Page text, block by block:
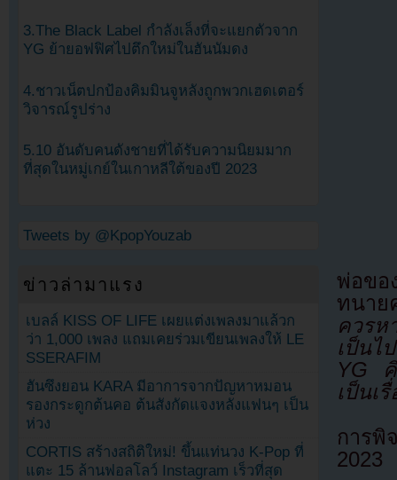
พ่อขอ
ทนาย
ควรห
เป็นไ
YG
เป็นเ
การ
2023
3.The Black Label กำลังเล็งที่จะแยกตัวจาก
YG ย้ายอฟฟิศไปตึกใหม่ในฮันนัมดง
4.ชาวเน็ตปกป้องคิมมินจูหลังถูกพวกเฮดเตอร์
วิจารณ์รูปร่าง
5.10 อันดับคนดังชายที่ได้รับความนิยมมาก
ที่สุดในหมู่เกย์ในเกาหลีใต้ของปี 2023
Tweets by @KpopYouzab
ข่าวล่ามาแรง
เบลล์ KISS OF LIFE เผยแต่งเพลงมาแล้วก
ว่า 1,000 เพลง แถมเคยร่วมเขียนเพลงให้ LE
SSERAFIM
ฮันซึงยอน KARA มีอาการจากปัญหาหมอน
รองกระดูกต้นคอ ต้นสังกัดแจงหลังแฟนๆ เป็น
ห่วง
CORTIS สร้างสถิติใหม่! ขึ้นแท่นวง K-Pop ที่
แตะ 15 ล้านฟอลโลว์ Instagram เร็วที่สุด